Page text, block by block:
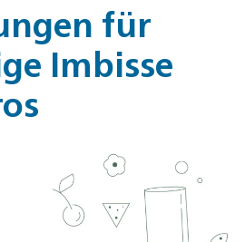
für
Imbisse